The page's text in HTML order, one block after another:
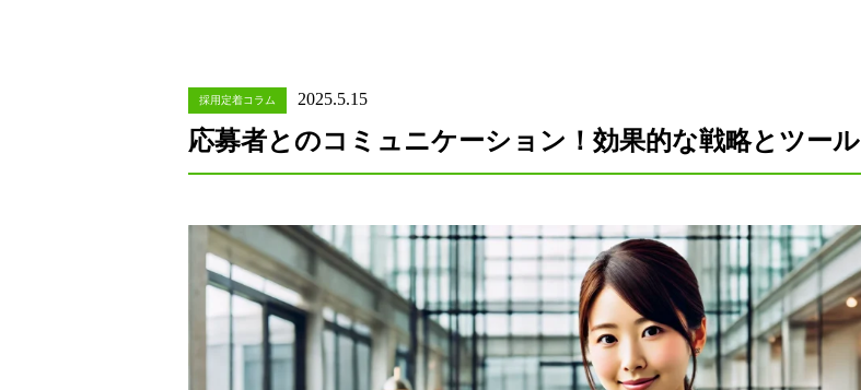
採用定着コラム 2025.5.15
応募者とのコミュニケーション！効果的な戦略とツール